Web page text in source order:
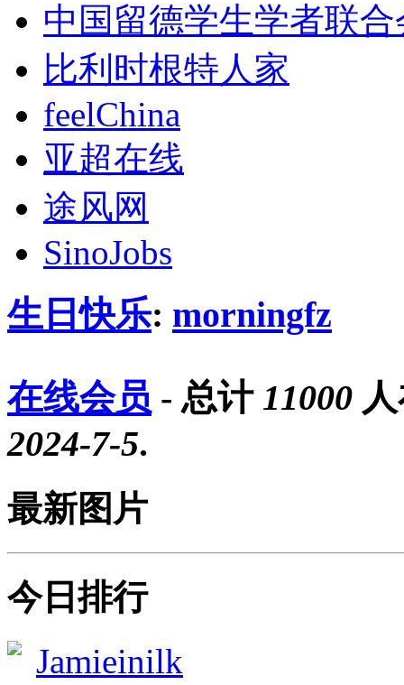
中国留德学生学者联合
比利时根特人家
feelChina
亚超在线
途风网
SinoJobs
生日快乐: morningfz
在线会员 - 总计 11000
2024-7-5.
最新图片
今日排行
Jamieinilk